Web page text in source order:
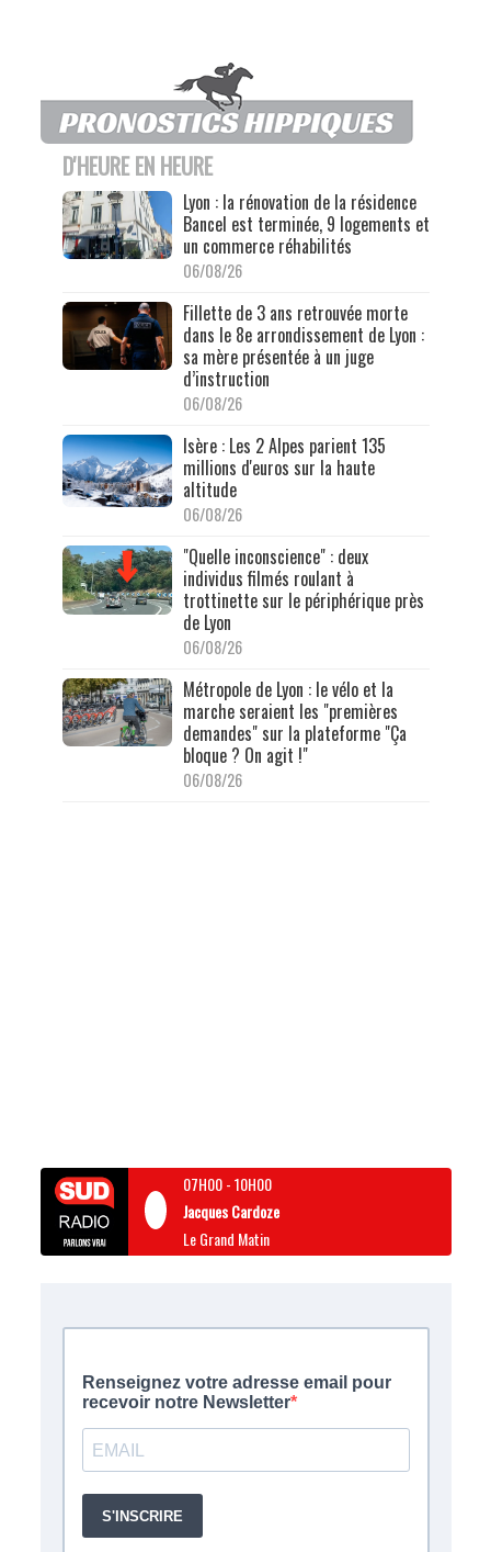
D'HEURE EN HEURE
Lyon : la rénovation de la résidence
Bancel est terminée, 9 logements et
un commerce réhabilités
06/08/26
Fillette de 3 ans retrouvée morte
dans le 8e arrondissement de Lyon :
sa mère présentée à un juge
d’instruction
06/08/26
Isère : Les 2 Alpes parient 135
millions d'euros sur la haute
altitude
06/08/26
"Quelle inconscience" : deux
individus filmés roulant à
trottinette sur le périphérique près
de Lyon
06/08/26
Métropole de Lyon : le vélo et la
marche seraient les "premières
demandes" sur la plateforme "Ça
bloque ? On agit !"
06/08/26
07H00-10H00
Jacques Cardoze
Le Grand Matin